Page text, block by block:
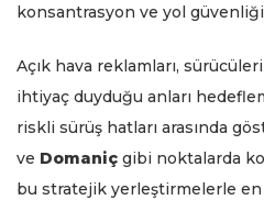
konsantrasyon ve yol
Açık hava reklamları,
ihtiyaç duyduğu anları
riskli sürüş hatları arasında
ve Domaniç gibi noktalarda
bu stratejik yerleştirmelerle